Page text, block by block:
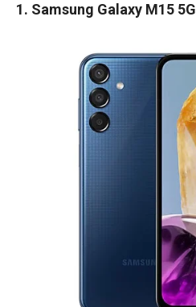
1. Samsung Galaxy M15 5G